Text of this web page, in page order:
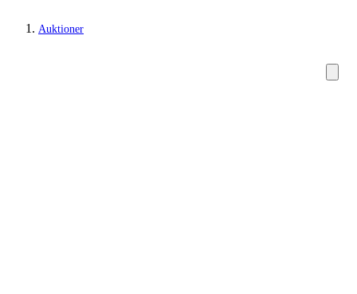
Auktioner